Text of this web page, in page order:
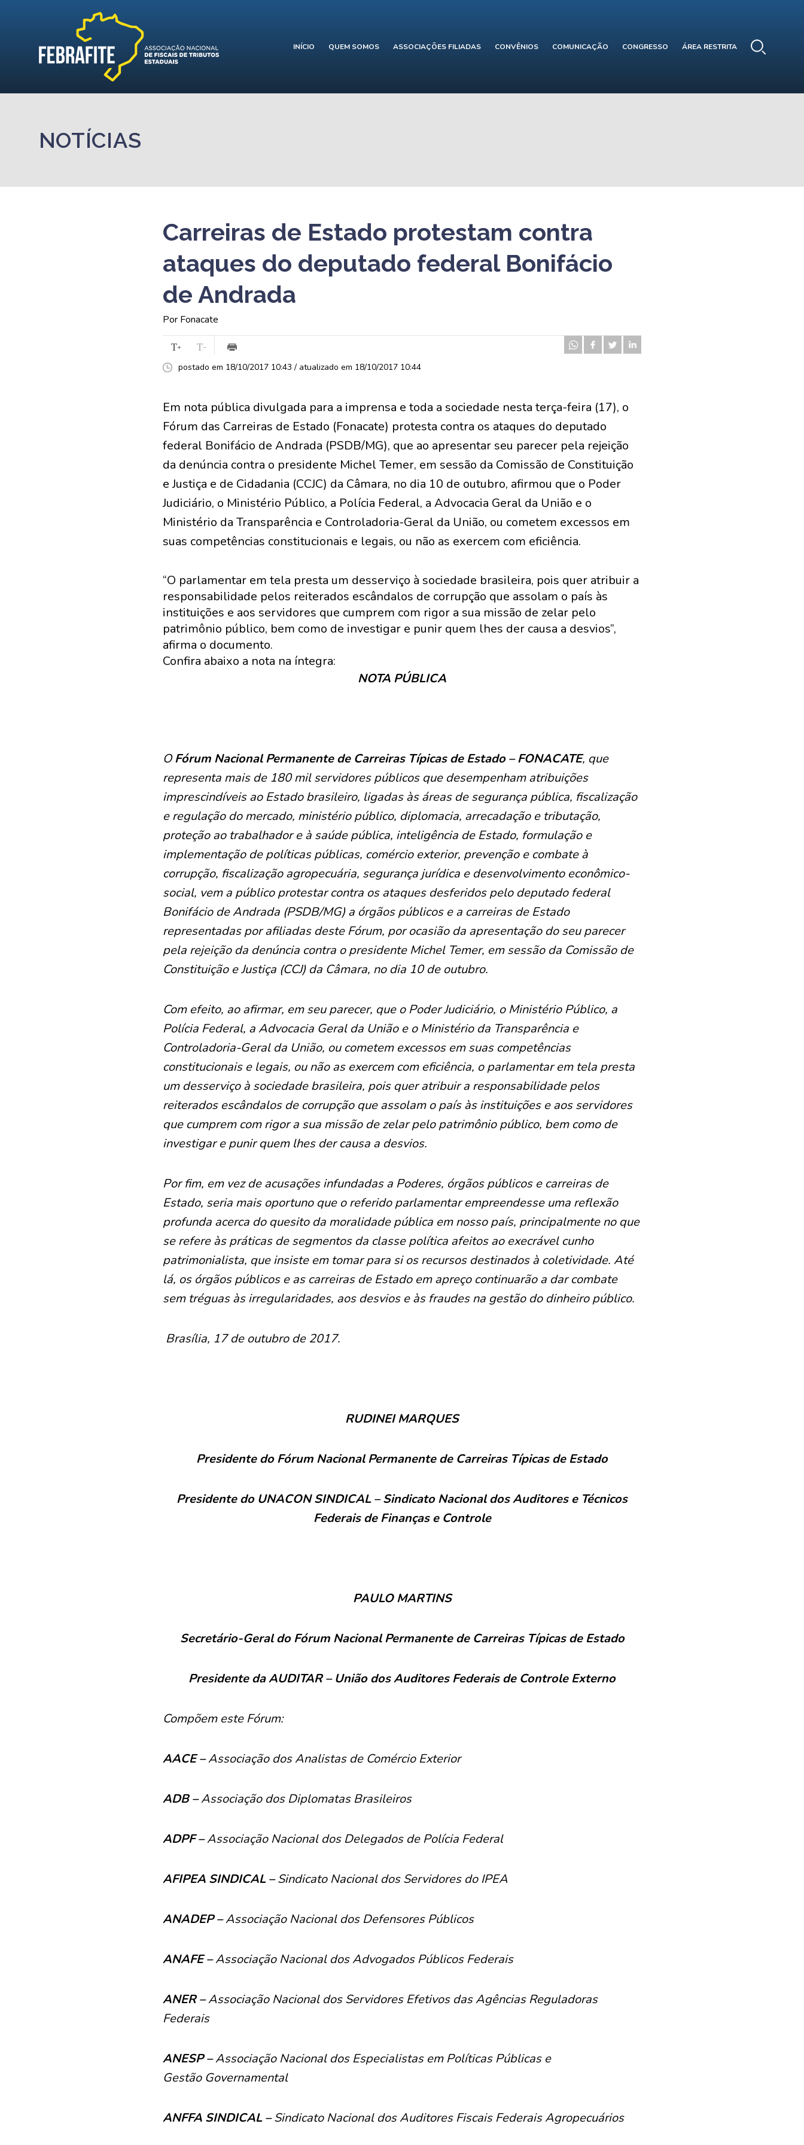
INÍCIO QUEM SOMOS ASSOCIAÇÕES FILIADAS CONVÊNIOS COMUNICAÇÃO CONGRESSO ÁREA RESTRITA
NOTÍCIAS
Carreiras de Estado protestam contra
ataques do deputado federal Bonifácio
de Andrada
Por Fonacate
postado em 18/10/2017 10:43 / atualizado em 18/10/2017 10:44
Em nota pública divulgada para a imprensa e toda a sociedade nesta terça-feira (17), o
Fórum das Carreiras de Estado (Fonacate) protesta contra os ataques do deputado
federal Bonifácio de Andrada (PSDB/MG), que ao apresentar seu parecer pela rejeição
da denúncia contra o presidente Michel Temer, em sessão da Comissão de Constituição
e Justiça e de Cidadania (CCJC) da Câmara, no dia 10 de outubro, afirmou que o Poder
Judiciário, o Ministério Público, a Polícia Federal, a Advocacia Geral da União e o
Ministério da Transparência e Controladoria-Geral da União, ou cometem excessos em
suas competências constitucionais e legais, ou não as exercem com eficiência.
“O parlamentar em tela presta um desserviço à sociedade brasileira, pois quer atribuir a
responsabilidade pelos reiterados escândalos de corrupção que assolam o país às
instituições e aos servidores que cumprem com rigor a sua missão de zelar pelo
patrimônio público, bem como de investigar e punir quem lhes der causa a desvios”,
afirma o documento.
Confira abaixo a nota na íntegra:
NOTA PÚBLICA
OFórum Nacional Permanente de Carreiras Típicas de Estado – FONACATE, que
representa mais de 180 mil servidores públicos que desempenham atribuições
imprescindíveis ao Estado brasileiro, ligadas às áreas de segurança pública, fiscalização
e regulação do mercado, ministério público, diplomacia, arrecadação e tributação,
proteção ao trabalhador e à saúde pública, inteligência de Estado, formulação e
implementação de políticas públicas, comércio exterior, prevenção e combate à
corrupção, fiscalização agropecuária, segurança jurídica e desenvolvimento econômico-
social, vem a público protestar contra os ataques desferidos pelo deputado federal
Bonifácio de Andrada (PSDB/MG) a órgãos públicos e a carreiras de Estado
representadas por afiliadas deste Fórum, por ocasião da apresentação do seu parecer
pela rejeição da denúncia contra o presidente Michel Temer, em sessão da Comissão de
Constituição e Justiça (CCJ) da Câmara, no dia 10 de outubro.
Com efeito, ao afirmar, em seu parecer, que o Poder Judiciário, o Ministério Público, a
Polícia Federal, a Advocacia Geral da União e o Ministério da Transparência e
Controladoria-Geral da União, ou cometem excessos em suas competências
constitucionais e legais, ou não as exercem com eficiência, o parlamentar em tela presta
um desserviço à sociedade brasileira, pois quer atribuir a responsabilidade pelos
reiterados escândalos de corrupção que assolam o país às instituições e aos servidores
que cumprem com rigor a sua missão de zelar pelo patrimônio público, bem como de
investigar e punir quem lhes der causa a desvios.
Por fim, em vez de acusações infundadas a Poderes, órgãos públicos e carreiras de
Estado, seria mais oportuno que o referido parlamentar empreendesse uma reflexão
profunda acerca do quesito da moralidade pública em nosso país, principalmente no que
se refere às práticas de segmentos da classe política afeitos ao execrável cunho
patrimonialista, que insiste em tomar para si os recursos destinados à coletividade. Até
lá, os órgãos públicos e as carreiras de Estado em apreço continuarão a dar combate
sem tréguas às irregularidades, aos desvios e às fraudes na gestão do dinheiro público.
Brasília, 17 de outubro de 2017.
RUDINEI MARQUES
Presidente do Fórum Nacional Permanente de Carreiras Típicas de Estado
Presidente do UNACON SINDICAL – Sindicato Nacional dos Auditores e Técnicos
Federais de Finanças e Controle
PAULO MARTINS
Secretário-Geral do Fórum Nacional Permanente de Carreiras Típicas de Estado
Presidente da AUDITAR – União dos Auditores Federais de Controle Externo
Compõem este Fórum:
AACE –Associação dos Analistas de Comércio Exterior
ADB –Associação dos Diplomatas Brasileiros
ADPF –Associação Nacional dos Delegados de Polícia Federal
AFIPEA SINDICAL –Sindicato Nacional dos Servidores do IPEA
ANADEP –Associação Nacional dos Defensores Públicos
ANAFE –Associação Nacional dos Advogados Públicos Federais
ANER –Associação Nacional dos Servidores Efetivos das Agências Reguladoras
Federais
ANESP –Associação Nacional dos Especialistas em Políticas Públicas e
Gestão Governamental
ANFFA SINDICAL –Sindicato Nacional dos Auditores Fiscais Federais Agropecuários